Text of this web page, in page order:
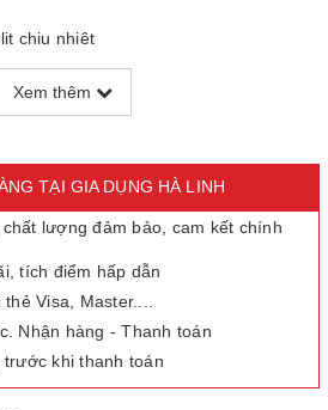
chịu nhiệt
nhã, đẹp mắt, phù hợp mọi không
làm từ inox 304 cao cấp mang lại vẻ
cho bộ sản phẩm. Ngoài ra, inox 304
không gây tình trạng thôi nhiễm vào
yên tâm khi sử dụng.
Xem thêm
TẠI GIA DỤNG HÀ LINH
lượng đảm bảo, cam kết chính
tích điểm hấp dẫn
Visa, Master....
Nhận hàng - Thanh toán
khi thanh toán